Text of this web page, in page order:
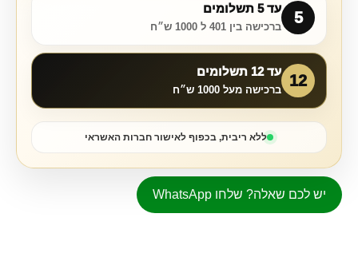
5
עד 5 תשלומים
ברכישה בין 401 ל 1000 ש״ח
12
עד 12 תשלומים
ברכישה מעל 1000 ש״ח
ללא ריבית, בכפוף לאישור חברות האשראי
יש לכם שאלה? שלחו WhatsApp